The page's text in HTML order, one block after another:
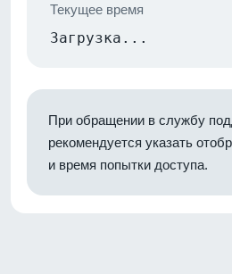
Текущее время
Загрузка...
При обращении в службу
рекомендуется указать
и время попытки доступа.